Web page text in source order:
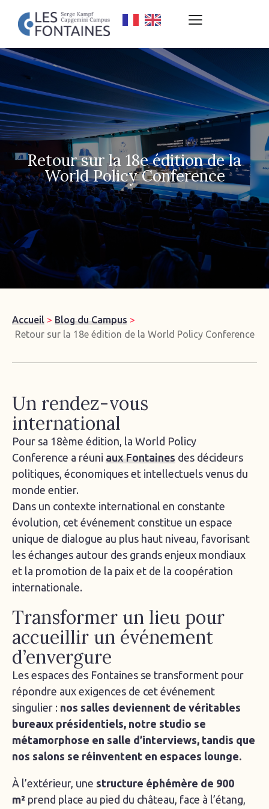
Retour sur la 18e édition de la
World Policy Conference
Accueil > Blog du Campus >
Retour sur la 18e édition de la World Policy Conference
Un rendez-vous
international
Pour sa 18ème édition, la World Policy
Conference a réuni aux Fontaines des décideurs
politiques, économiques et intellectuels venus du
monde entier.
Dans un contexte international en constante
évolution, cet événement constitue un espace
unique de dialogue au plus haut niveau, favorisant
les échanges autour des grands enjeux mondiaux
et la promotion de la paix et de la coopération
internationale.
Transformer un lieu pour
accueillir un événement
d’envergure
Les espaces des Fontaines se transforment pour
répondre aux exigences de cet événement
singulier : nos salles deviennent de véritables
bureaux présidentiels, notre studio se
métamorphose en salle d’interviews, tandis que
nos salons se réinventent en espaces lounge.
À l’extérieur, une structure éphémère de 900
m² prend place au pied du château, face à l’étang,